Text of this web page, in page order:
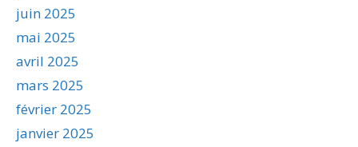
juin 2025
mai 2025
avril 2025
mars 2025
février 2025
janvier 2025